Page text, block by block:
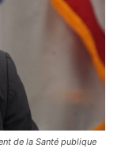
de la Santé publique